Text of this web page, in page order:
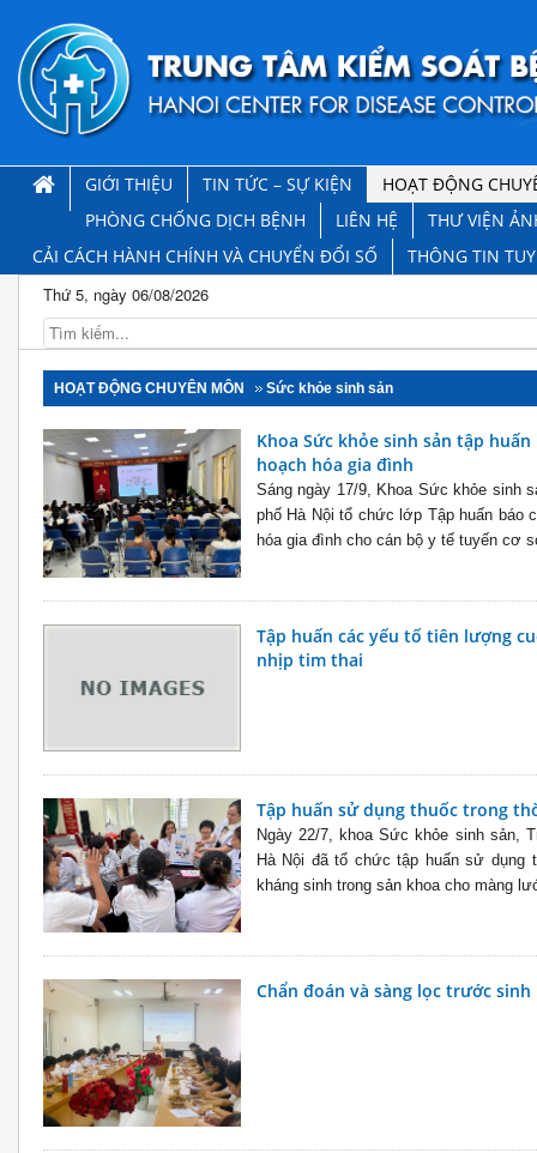
GIỚI THIỆU TIN TỨC – SỰ KIỆN
HOẠT ĐỘNG
PHÒNG CHỐNG DỊCH BỆNH
LIÊN HỆ
THƯ VIỆN
CẢI CÁCH HÀNH CHÍNH VÀ CHUYỂN ĐỔI SỐ
THÔNG TIN
Thứ 5, ngày 06/08/2026
HOẠT ĐỘNG CHUYÊN MÔN Sức khỏe sinh sản
Khoa Sức khỏe sinh sản tập
hoạch hóa gia đình
Sáng ngày 17/9, Khoa Sức khỏe sinh
phố Hà Nội tổ chức lớp Tập huấn báo
hóa gia đình cho cán bộ y tế tuyến cơ
Tập huấn các yếu tố tiên lượng
nhịp tim thai
Tập huấn sử dụng thuốc trong
Ngày 22/7, khoa Sức khỏe sinh sản,
Hà Nội đã tổ chức tập huấn sử dụng
kháng sinh trong sản khoa cho màng
Chẩn đoán và sàng lọc trước sinh